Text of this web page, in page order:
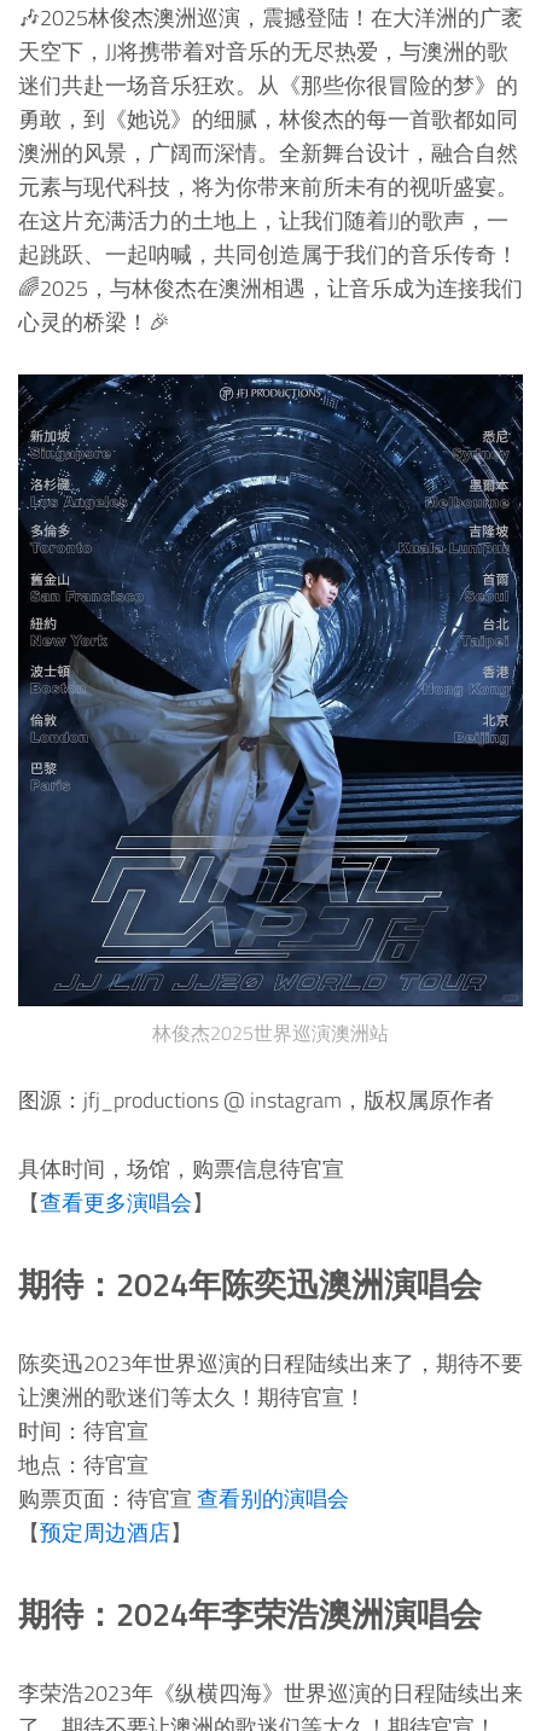
🎶2025林俊杰澳洲巡演，震撼登陆！在大洋洲的广袤
天空下，JJ将携带着对音乐的无尽热爱，与澳洲的歌
迷们共赴一场音乐狂欢。从《那些你很冒险的梦》的
勇敢，到《她说》的细腻，林俊杰的每一首歌都如同
澳洲的风景，广阔而深情。全新舞台设计，融合自然
元素与现代科技，将为你带来前所未有的视听盛宴。
在这片充满活力的土地上，让我们随着JJ的歌声，一
起跳跃、一起呐喊，共同创造属于我们的音乐传奇！
🌈2025，与林俊杰在澳洲相遇，让音乐成为连接我们
心灵的桥梁！🎉
林俊杰2025世界巡演澳洲站
图源：jfj_productions @ instagram，版权属原作者
具体时间，场馆，购票信息待官宣
【查看更多演唱会】
期待：2024年陈奕迅澳洲演唱会
陈奕迅2023年世界巡演的日程陆续出来了，期待不要
让澳洲的歌迷们等太久！期待官宣！
时间：待官宣
地点：待官宣
购票页面：待官宣查看别的演唱会
【预定周边酒店】
期待：2024年李荣浩澳洲演唱会
李荣浩2023年《纵横四海》世界巡演的日程陆续出来